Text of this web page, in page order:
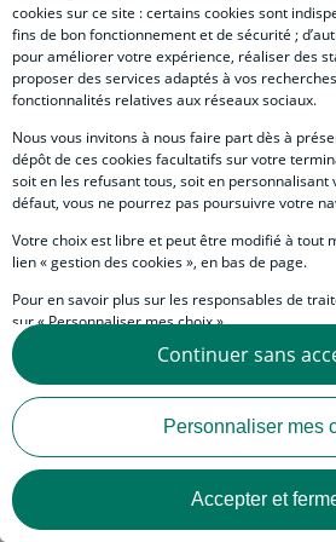
Contacts / Experts
Image Prénom
Alberto NAME
ALEDO
Economiste
Citation
Selon les sondages
CDU/CSU de Merz qui
recueillant 30% des
suivi par l'AfD d'Alice
20,5% des voix (soit 5,8
précédentes pour chacun
partis). Le SPD du
Scholz ne viendrait qu'en
position, crédité de 15%
cookies sur ce site : certains cookies sont
fins de bon fonctionnement et de sécurité ;
pour améliorer votre expérience, réaliser des
proposer des services adaptés à vos
fonctionnalités relatives aux réseaux sociaux.
Nous vous invitons à nous faire part dès à
dépôt de ces cookies facultatifs sur votre
soit en les refusant tous, soit en personnalisant
défaut, vous ne pourrez pas poursuivre votre
Votre choix est libre et peut être modifié à tout
lien « gestion des cookies », en bas de page.
Pour en savoir plus sur les responsables de
sur « Personnaliser mes choix ».
Vous pouvez également consulter notre
personnelles en cliquant sur le lien «
en bas de page.
Continuer sans
Personnaliser mes
Accepter et